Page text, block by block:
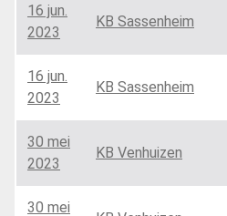
16 jun.
2023
KB Sassenheim
16 jun.
2023
KB Sassenheim
30 mei
2023
KB Venhuizen
30 mei